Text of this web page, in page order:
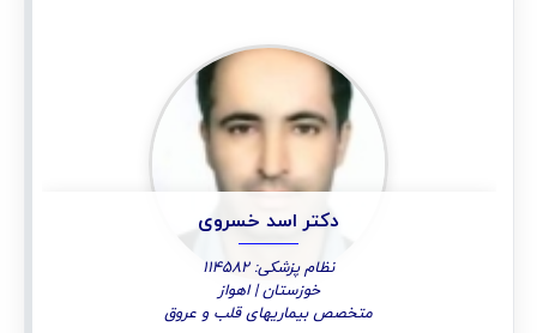
دکتر اسد خسروی
نظام پزشکی: 114582
خوزستان | اهواز
متخصص بیماریهای قلب و عروق